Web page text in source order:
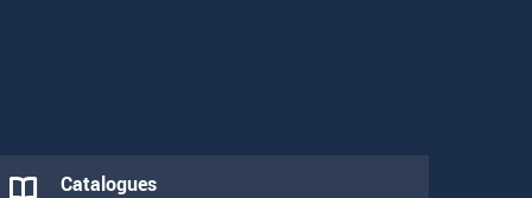
Catalogues